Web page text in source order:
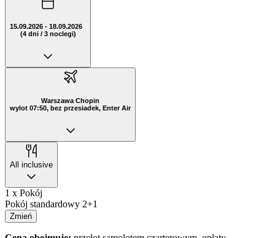
15.09.2026 - 18.09.2026
(4 dni / 3 noclegi)
Warszawa Chopin
wylot 07:50, bez przesiadek, Enter Air
All inclusive
1 x Pokój
Pokój standardowy 2+1
Zmień